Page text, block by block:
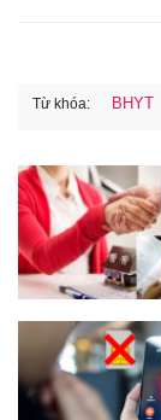
Từ khóa: BHYT